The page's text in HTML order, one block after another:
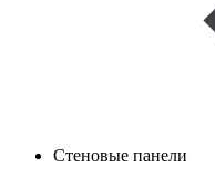
Стеновые панели